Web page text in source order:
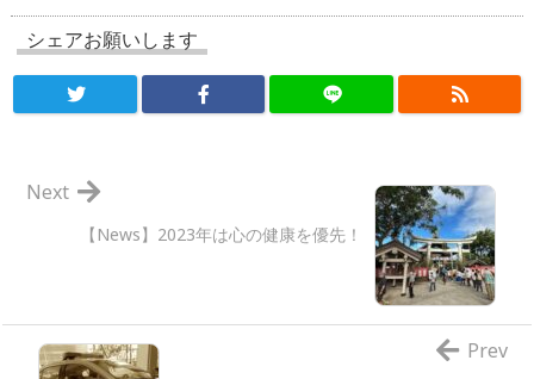
シェアお願いします
【News】2023年は心の健康を優先！
Next
Prev